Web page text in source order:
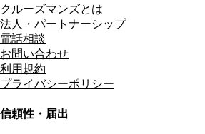
クルーズマンズとは
法人・パートナーシップ
電話相談
お問い合わせ
利用規約
プライバシーポリシー
信頼性・届出